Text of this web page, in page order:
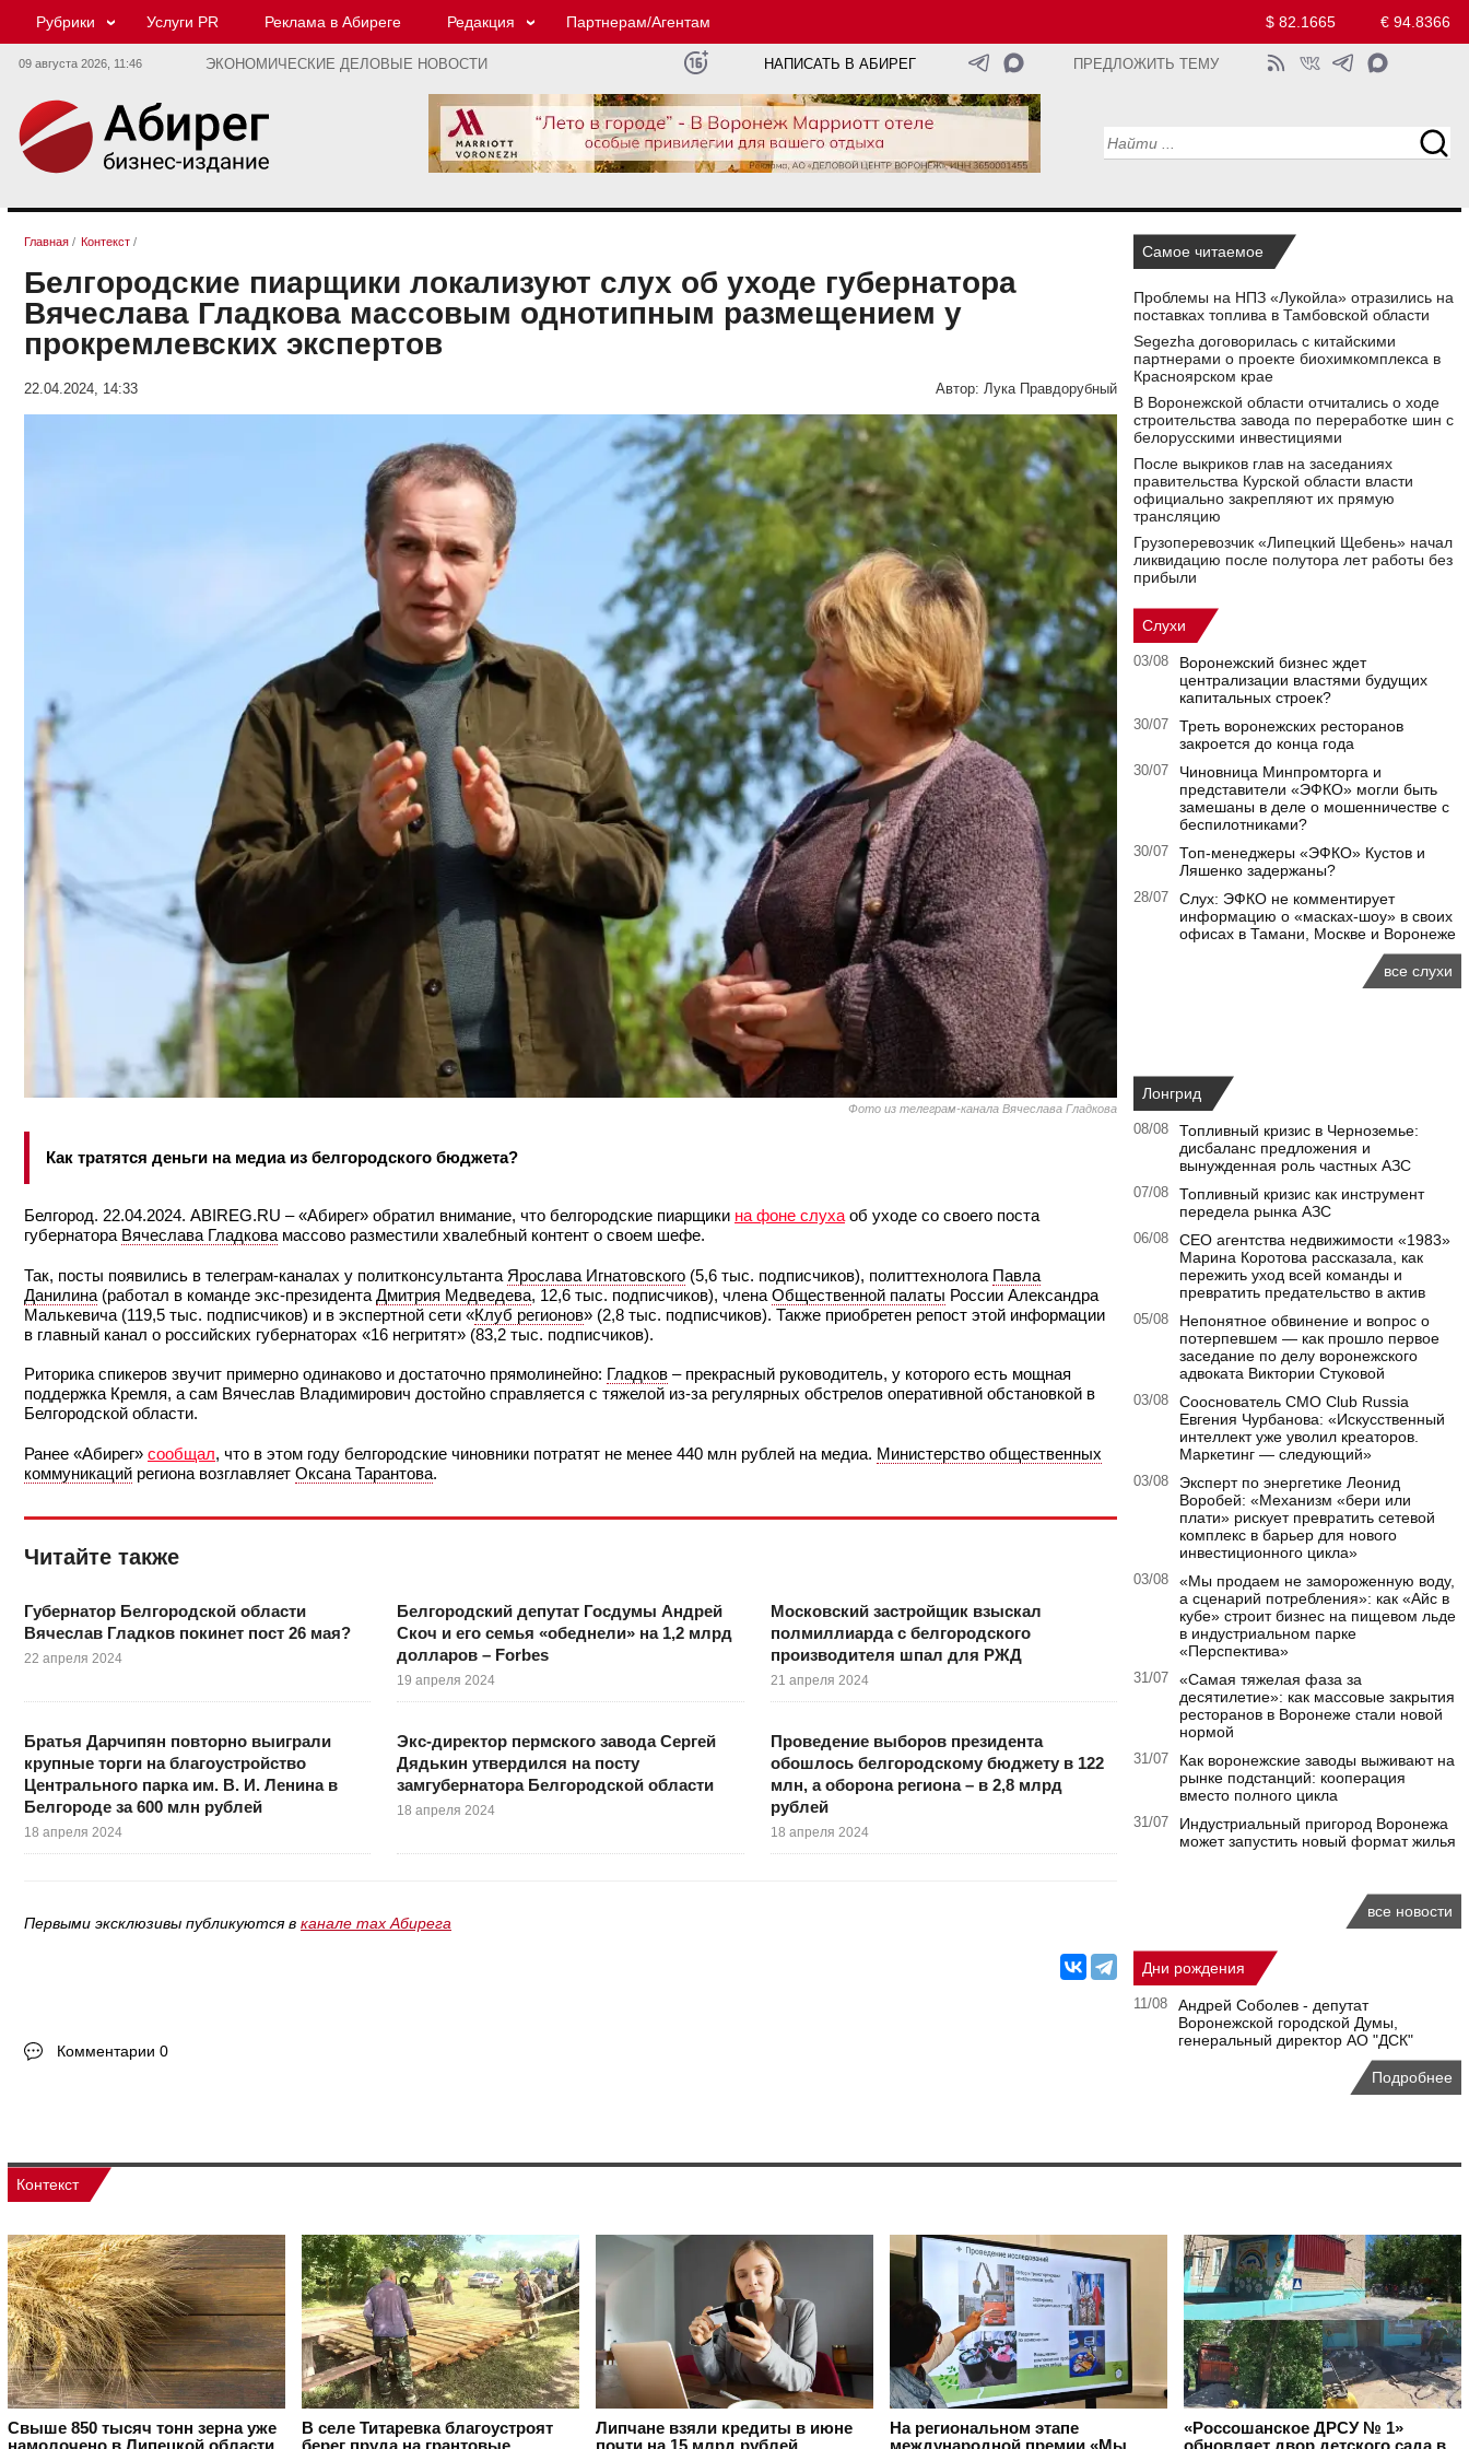
Рубрики Услуги PR Реклама в Абиреге Редакция Партнерам/Агентам $ 82.1665 € 94.8366
09 августа 2026, 11:46 ЭКОНОМИЧЕСКИЕ ДЕЛОВЫЕ НОВОСТИ НАПИСАТЬ В АБИРЕГ ПРЕДЛОЖИТЬ ТЕМУ
Главная / Контекст /
Белгородские пиарщики локализуют слух об уходе губернатора
Вячеслава Гладкова массовым однотипным размещением у
прокремлевских экспертов
22.04.2024, 14:33 Автор: Лука Правдорубный
Фото из телеграм-канала Вячеслава Гладкова
Как тратятся деньги на медиа из белгородского бюджета?
Белгород. 22.04.2024. ABIREG.RU – «Абирег» обратил внимание, что белгородские пиарщики на фоне слуха об уходе со своего поста
губернатора Вячеслава Гладкова массово разместили хвалебный контент о своем шефе.
Так, посты появились в телеграм-каналах у политконсультанта Ярослава Игнатовского (5,6 тыс. подписчиков), политтехнолога Павла
Данилина (работал в команде экс-президента Дмитрия Медведева, 12,6 тыс. подписчиков), члена Общественной палаты России Александра
Малькевича (119,5 тыс. подписчиков) и в экспертной сети «Клуб регионов» (2,8 тыс. подписчиков). Также приобретен репост этой информации
в главный канал о российских губернаторах «16 негритят» (83,2 тыс. подписчиков).
Риторика спикеров звучит примерно одинаково и достаточно прямолинейно: Гладков – прекрасный руководитель, у которого есть мощная
поддержка Кремля, а сам Вячеслав Владимирович достойно справляется с тяжелой из-за регулярных обстрелов оперативной обстановкой в
Белгородской области.
Ранее «Абирег» сообщал, что в этом году белгородские чиновники потратят не менее 440 млн рублей на медиа. Министерство общественных
коммуникаций региона возглавляет Оксана Тарантова.
Читайте также
Губернатор Белгородской области
Вячеслав Гладков покинет пост 26 мая?
22 апреля 2024
Белгородский депутат Госдумы Андрей
Скоч и его семья «обеднели» на 1,2 млрд
долларов – Forbes
19 апреля 2024
Московский застройщик взыскал
полмиллиарда с белгородского
производителя шпал для РЖД
21 апреля 2024
Братья Дарчипян повторно выиграли
крупные торги на благоустройство
Центрального парка им. В. И. Ленина в
Белгороде за 600 млн рублей
18 апреля 2024
Экс-директор пермского завода Сергей
Дядькин утвердился на посту
замгубернатора Белгородской области
18 апреля 2024
Проведение выборов президента
обошлось белгородскому бюджету в 122
млн, а оборона региона – в 2,8 млрд
рублей
18 апреля 2024
Первыми эксклюзивы публикуются в канале max Абирега
Комментарии 0
Самое читаемое
Проблемы на НПЗ «Лукойла» отразились на
поставках топлива в Тамбовской области
Segezha договорилась с китайскими
партнерами о проекте биохимкомплекса в
Красноярском крае
В Воронежской области отчитались о ходе
строительства завода по переработке шин с
белорусскими инвестициями
После выкриков глав на заседаниях
правительства Курской области власти
официально закрепляют их прямую
трансляцию
Грузоперевозчик «Липецкий Щебень» начал
ликвидацию после полутора лет работы без
прибыли
Слухи
03/08
Воронежский бизнес ждет
централизации властями будущих
капитальных строек?
30/07
Треть воронежских ресторанов
закроется до конца года
30/07
Чиновница Минпромторга и
представители «ЭФКО» могли быть
замешаны в деле о мошенничестве с
беспилотниками?
30/07
Топ-менеджеры «ЭФКО» Кустов и
Ляшенко задержаны?
28/07
Слух: ЭФКО не комментирует
информацию о «масках-шоу» в своих
офисах в Тамани, Москве и Воронеже
все слухи
Лонгрид
08/08
Топливный кризис в Черноземье:
дисбаланс предложения и
вынужденная роль частных АЗС
07/08
Топливный кризис как инструмент
передела рынка АЗС
06/08
CEO агентства недвижимости «1983»
Марина Коротова рассказала, как
пережить уход всей команды и
превратить предательство в актив
05/08
Непонятное обвинение и вопрос о
потерпевшем — как прошло первое
заседание по делу воронежского
адвоката Виктории Стуковой
03/08
Сооснователь CMO Club Russia
Евгения Чурбанова: «Искусственный
интеллект уже уволил креаторов.
Маркетинг — следующий»
03/08
Эксперт по энергетике Леонид
Воробей: «Механизм «бери или
плати» рискует превратить сетевой
комплекс в барьер для нового
инвестиционного цикла»
03/08
«Мы продаем не замороженную воду,
а сценарий потребления»: как «Айс в
кубе» строит бизнес на пищевом льде
в индустриальном парке
«Перспектива»
31/07
«Самая тяжелая фаза за
десятилетие»: как массовые закрытия
ресторанов в Воронеже стали новой
нормой
31/07
Как воронежские заводы выживают на
рынке подстанций: кооперация
вместо полного цикла
31/07
Индустриальный пригород Воронежа
может запустить новый формат жилья
все новости
Дни рождения
11/08
Андрей Соболев - депутат
Воронежской городской Думы,
генеральный директор АО "ДСК"
Подробнее
Контекст
Свыше 850 тысяч тонн зерна уже
В селе Титаревка благоустроят
Липчане взяли кредиты в июне
На региональном этапе
«Россошанское ДРСУ № 1»